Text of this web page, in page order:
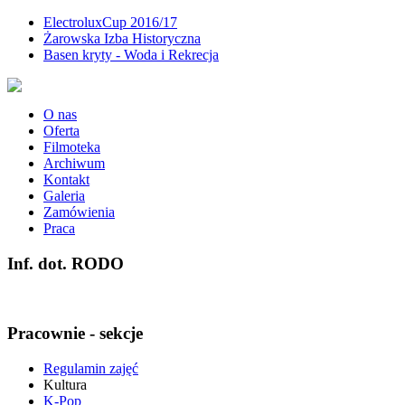
ElectroluxCup 2016/17
Żarowska Izba Historyczna
Basen kryty - Woda i Rekrecja
O nas
Oferta
Filmoteka
Archiwum
Kontakt
Galeria
Zamówienia
Praca
Inf. dot. RODO
Pracownie - sekcje
Regulamin zajęć
Kultura
K-Pop